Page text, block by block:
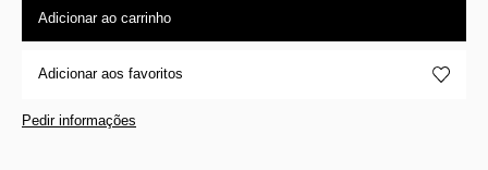
Adicionar ao carrinho
Adicionar aos favoritos
Pedir informações